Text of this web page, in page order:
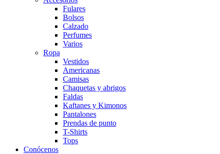
Fulares
Bolsos
Calzado
Perfumes
Varios
Ropa
Vestidos
Americanas
Camisas
Chaquetas y abrigos
Faldas
Kaftanes y Kimonos
Pantalones
Prendas de punto
T-Shirts
Tops
Conócenos